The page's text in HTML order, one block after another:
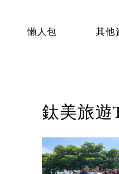
懶人包 其他
鈦美旅遊